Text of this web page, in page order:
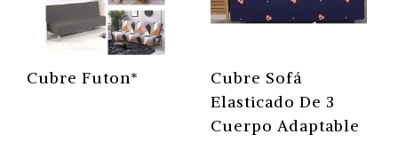
Cubre Futon*
Cubre Sofá
Elasticado De 3
Cuerpo Adaptable